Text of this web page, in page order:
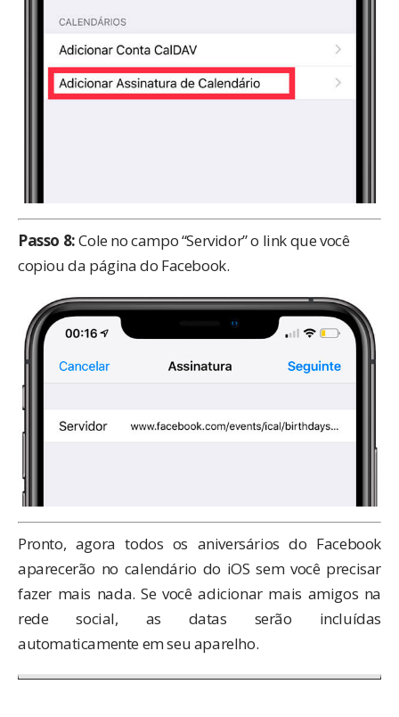
Passo 8:Cole no campo “Servidor” o link que você
copiou da página do Facebook.
Pronto, agora todos os aniversários do Facebook
aparecerão no calendário do iOS sem você precisar
fazer mais nada. Se você adicionar mais amigos na
rede social, as datas serão incluídas
automaticamente em seu aparelho.